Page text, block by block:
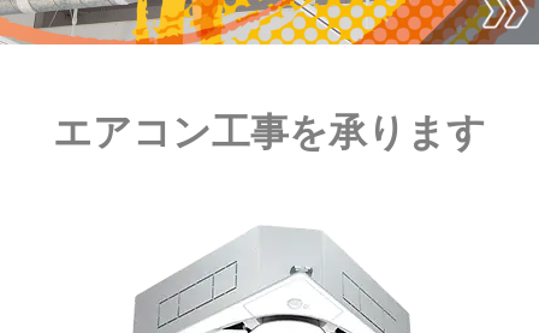
エアコン工事を承ります